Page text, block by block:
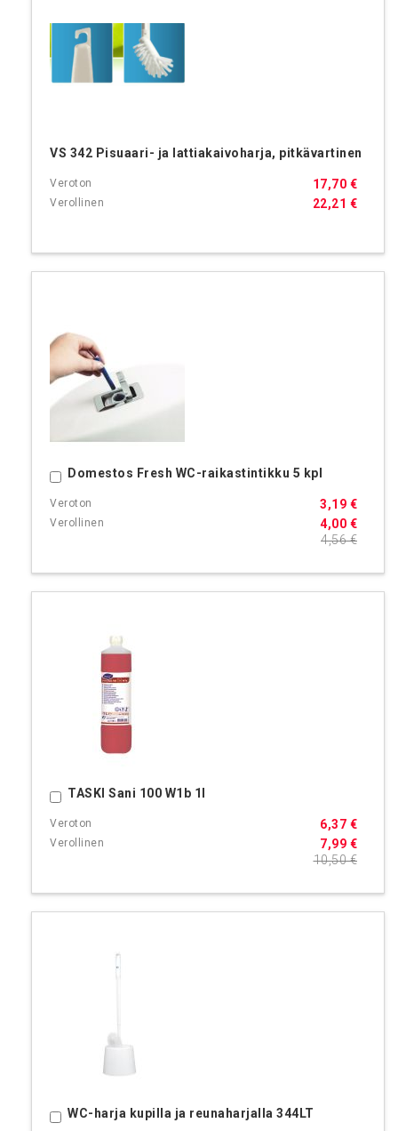
VS 342 Pisuaari- ja lattiakaivoharja, pitkävartinen
22,21 €
17,70 €
Domestos Fresh WC-raikastintikku 5 kpl
4,00 €
3,19 €
4,56 €
Ostoskoriin
TASKI Sani 100 W1b 1l
7,99 €
6,37 €
10,50 €
Ostoskoriin
WC-harja kupilla ja reunaharjalla 344LT
Ostoskoriin